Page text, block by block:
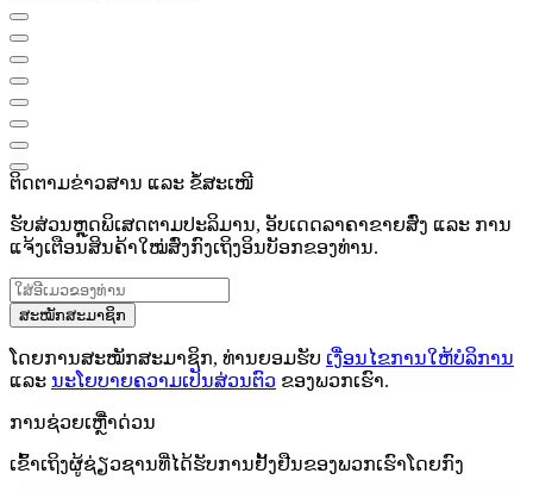
ຕິດຕາມຂ່າວສານ ແລະ ຂໍ້ສະເໜີ
ຮັບສ່ວນຫຼຸດພິເສດຕາມປະລິມານ, ອັບເດດລາຄາຂາຍສົ່ງ ແລະ ການ
ແຈ້ງເຕືອນສິນຄ້າໃໝ່ສົ່ງກົງເຖິງອິນບັອກຂອງທ່ານ.
ສະໝັກສະມາຊິກ
ໂດຍການສະໝັກສະມາຊິກ, ທ່ານຍອມຮັບ ເງື່ອນໄຂການໃຫ້ບໍລິການ
ແລະ ນະໂຍບາຍຄວາມເປັນສ່ວນຕົວ ຂອງພວກເຮົາ.
ການຊ່ວຍເຫຼືໍາດ່ວນ
ເຂົ້າເຖິງຜູ້ຊ່ຽວຊານທີ່ໄດ້ຮັບການຢັ້ງຢືນຂອງພວກເຮົາໂດຍກົງ